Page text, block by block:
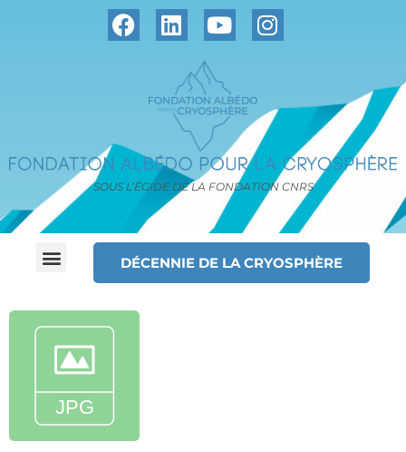
SOUS L’ÉGIDE DE LA FONDATION CNRS
DÉCENNIE DE LA CRYOSPHÈRE